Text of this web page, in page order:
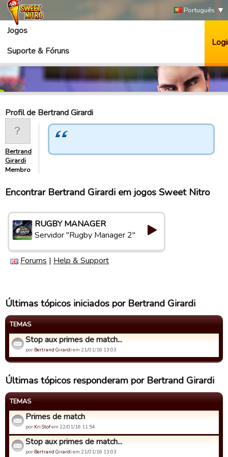
Português
Jogos
Suporte & Fóruns
Profil de Bertrand Girardi
Bertrand
Girardi
Membro
Encontrar Bertrand Girardi em jogos Sweet Nitro
RUGBY MANAGER
Servidor "Rugby Manager 2"
Forums | Help & Support
Últimas tópicos iniciados por Bertrand Girardi
TEMAS
Stop aux primes de match...
por Bertrand Girardi em 21/01/16 13:03
Últimas tópicos responderam por Bertrand Girardi
TEMAS
Primes de match
por Kri Stofem 22/01/16 11:54
Stop aux primes de match...
por Bertrand Girardi em 21/01/16 13:03